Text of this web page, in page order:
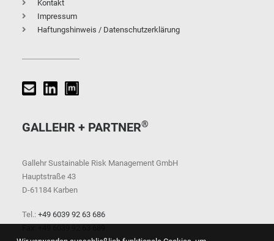
Kontakt
Impressum
Haftungshinweis / Datenschutzerklärung
GALLEHR + PARTNER®
Gallehr Sustainable Risk Management GmbH
Hauptstraße 43
D-61184 Karben
Tel.: +49 6039 92 63 686